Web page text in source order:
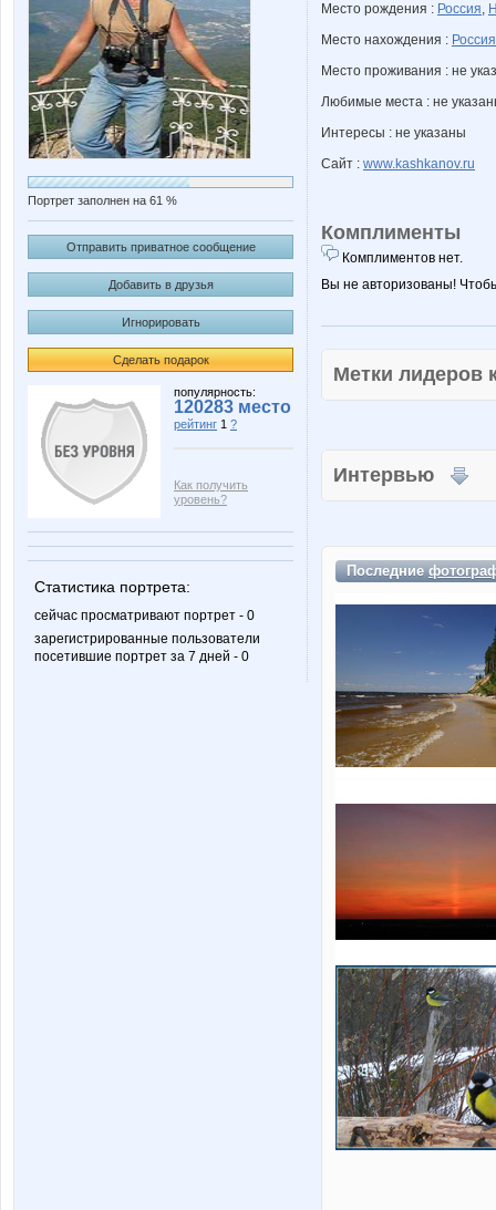
Портрет заполнен на 61 %
Отправить приватное сообщение
Добавить в друзья
Игнорировать
Сделать подарок
популярность:
120283 место
рейтинг 1 ?
Как получить
уровень?
Статистика портрета:
сейчас просматривают портрет - 0
зарегистрированные пользователи
посетившие портрет за 7 дней - 0
Место рождения : Россия,
Место нахождения : Россия
Место проживания : не
Любимые места : не
Интересы : не указаны
Сайт : www.kashkanov.ru
Комплименты
Комплиментов нет.
Вы не авторизованы!
Метки
Интервью
Последние